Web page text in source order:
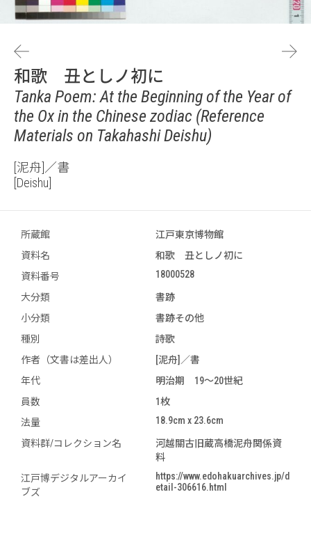
和歌 丑としノ初に
Tanka Poem: At the Beginning of the Year of
the Ox in the Chinese zodiac (Reference
Materials on Takahashi Deishu)
[泥舟]／書
[Deishu]
所蔵館
江戸東京博物館
資料名
和歌 丑としノ初に
資料番号
18000528
大分類
書跡
小分類
書跡その他
種別
詩歌
作者（文書は差出人）
[泥舟]／書
年代
明治期 19～20世紀
員数
1枚
法量
18.9cm x 23.6cm
資料群/コレクション名
河越關古旧蔵高橋泥舟関係資
料
江戸博デジタルアーカイ
ブズ
https://www.edohakuarchives.jp/d
etail-306616.html